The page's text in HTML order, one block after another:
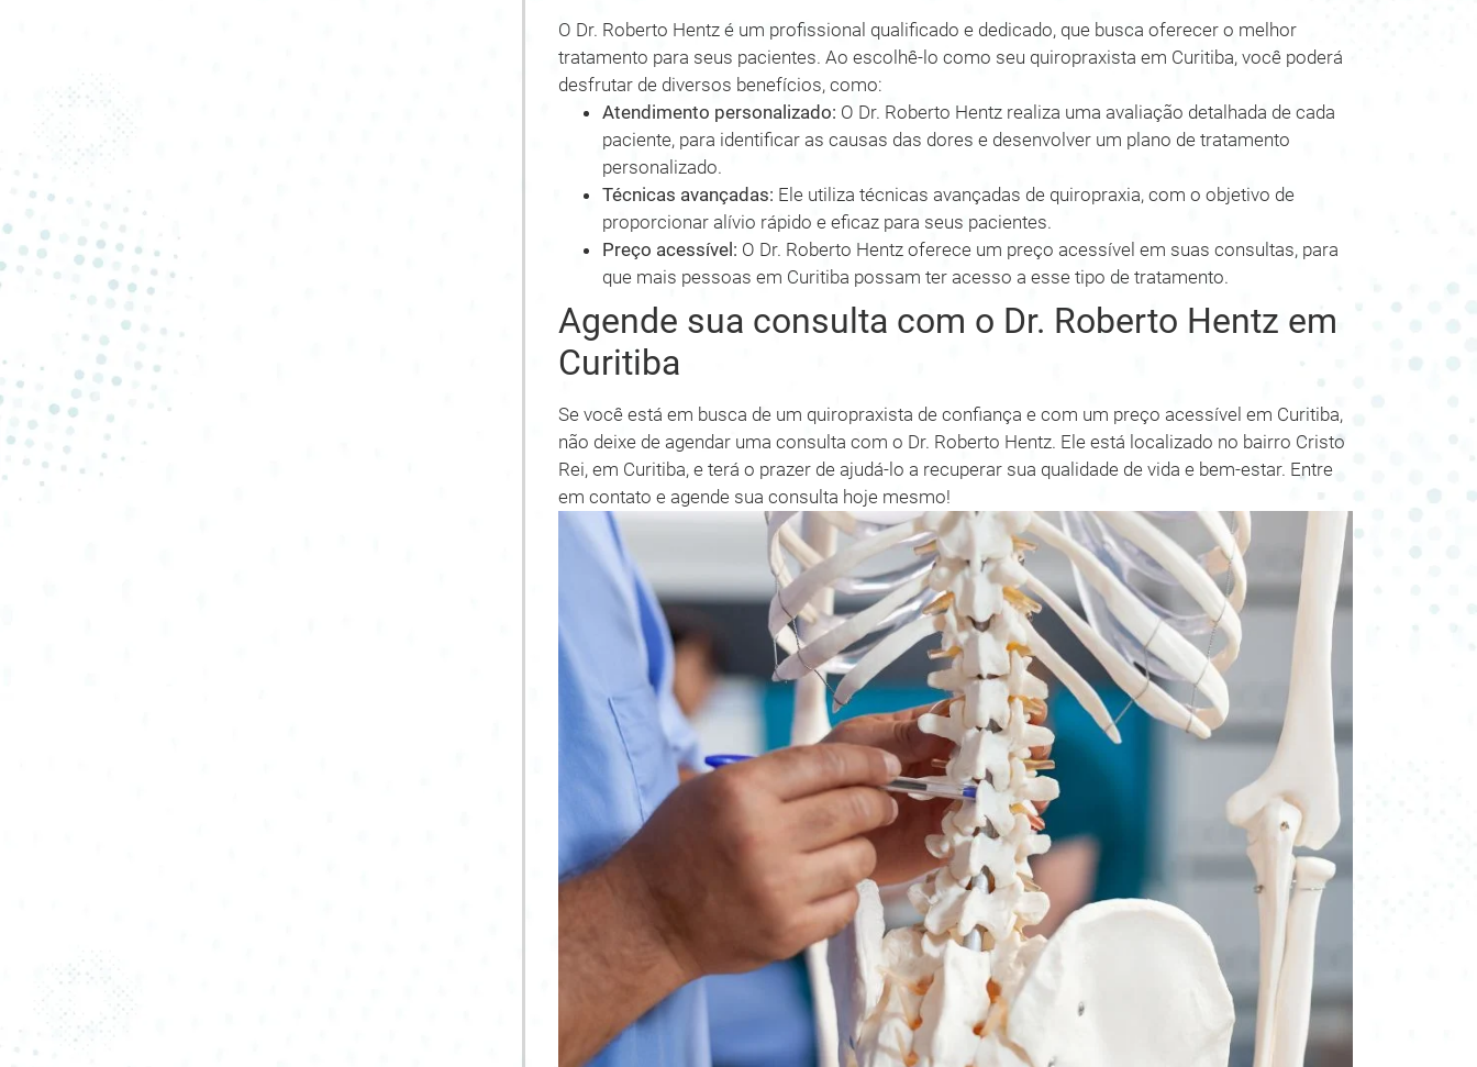
O Dr. Roberto Hentz é um profissional qualificado e dedicado, que busca oferecer o melhor
tratamento para seus pacientes. Ao escolhê-lo como seu quiropraxista em Curitiba, você poderá
desfrutar de diversos benefícios, como:
Atendimento personalizado: O Dr. Roberto Hentz realiza uma avaliação detalhada de cada
paciente, para identificar as causas das dores e desenvolver um plano de tratamento
personalizado.
Técnicas avançadas: Ele utiliza técnicas avançadas de quiropraxia, com o objetivo de
proporcionar alívio rápido e eficaz para seus pacientes.
Preço acessível: O Dr. Roberto Hentz oferece um preço acessível em suas consultas, para
que mais pessoas em Curitiba possam ter acesso a esse tipo de tratamento.
Agende sua consulta com o Dr. Roberto Hentz em
Curitiba
Se você está em busca de um quiropraxista de confiança e com um preço acessível em Curitiba,
não deixe de agendar uma consulta com o Dr. Roberto Hentz. Ele está localizado no bairro Cristo
Rei, em Curitiba, e terá o prazer de ajudá-lo a recuperar sua qualidade de vida e bem-estar. Entre
em contato e agende sua consulta hoje mesmo!